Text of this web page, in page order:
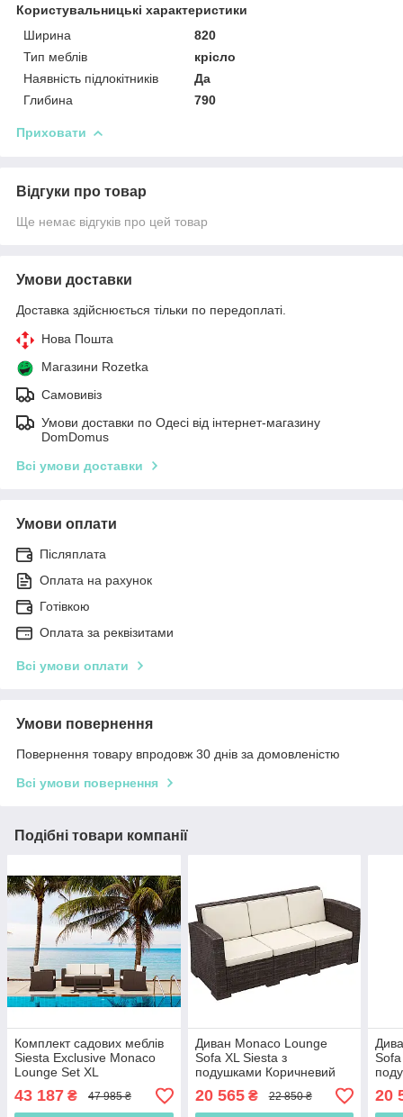
Користувальницькі характеристики
Ширина
820
Тип меблів
крісло
Наявність підлокітників
Да
Глибина
790
Приховати
Відгуки про товар
Ще немає відгуків про цей товар
Умови доставки
Доставка здійснюється тільки по передоплаті.
Нова Пошта
Магазини Rozetka
Самовивіз
Умови доставки по Одесі від інтернет-магазину
DomDomus
Всі умови доставки
Умови оплати
Післяплата
Оплата на рахунок
Готівкою
Оплата за реквізитами
Всі умови оплати
Умови повернення
Повернення товару впродовж 30 днів за домовленістю
Всі умови повернення
Подібні товари компанії
Комплект садових меблів
Siesta Exclusive Monaco
Lounge Set XL
43 187 ₴ 47 985 ₴
Диван Monaco Lounge
Sofa XL Siesta з
подушками Коричневий
20 565₴ 22 850 ₴ 20